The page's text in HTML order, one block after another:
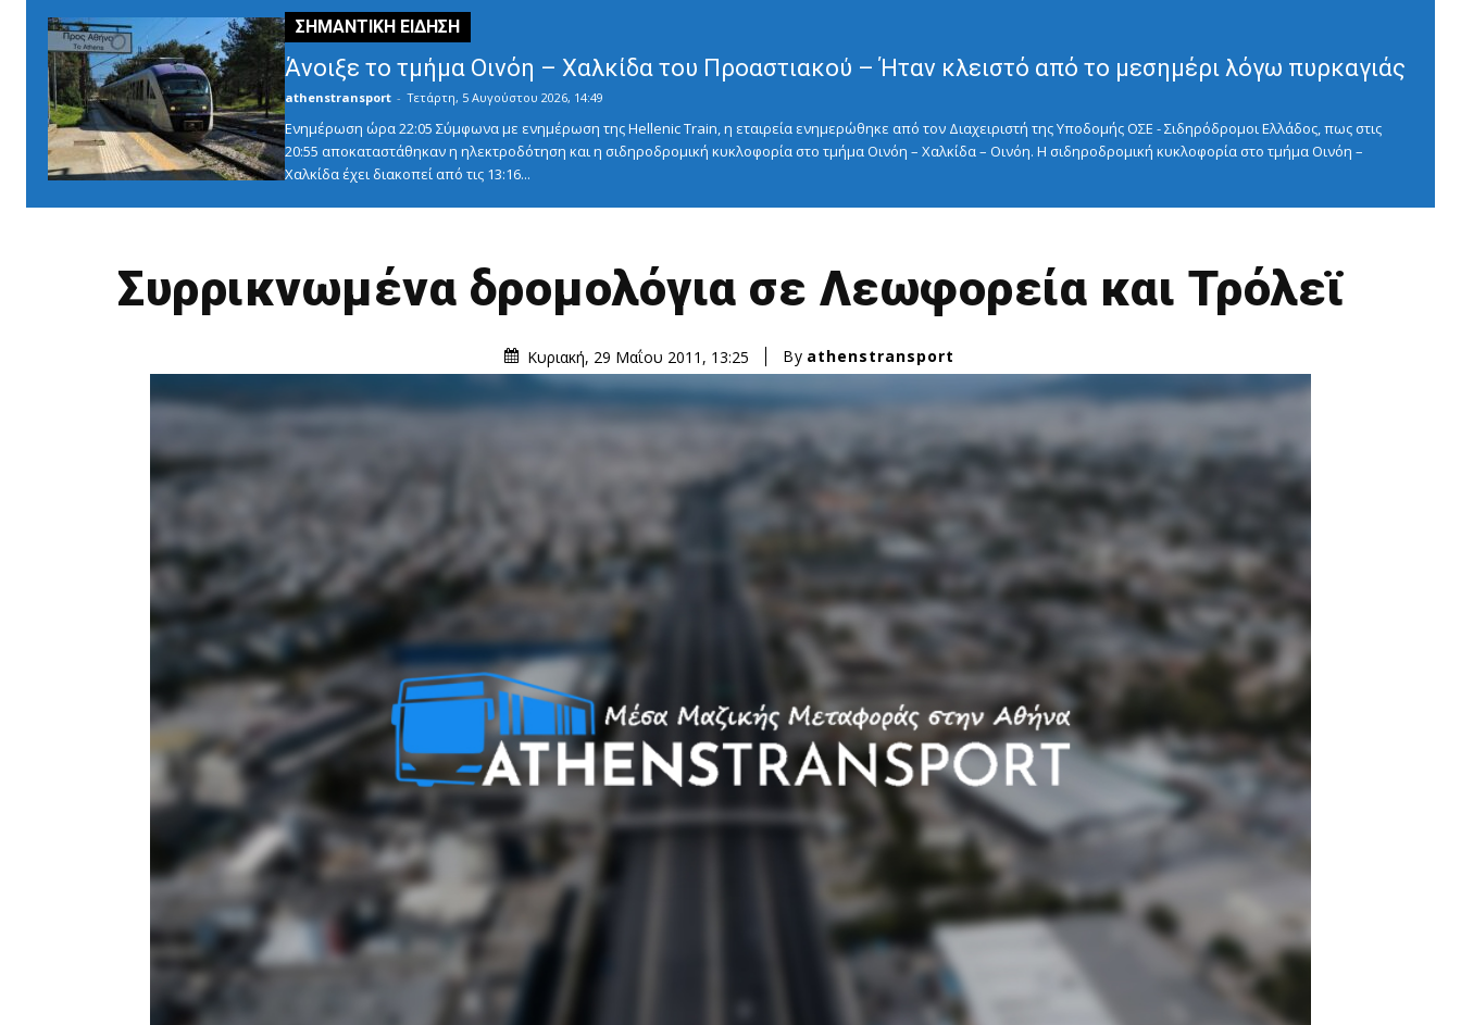
Άνοιξε το τμήμα Οινόη – Χαλκίδα του Προαστιακού – Ήταν κλειστό από το μεσημέρι λόγω πυρκαγιάς
athenstransport - Τετάρτη, 5 Αυγούστου 2026, 14:49
Ενημέρωση ώρα 22:05 Σύμφωνα με ενημέρωση της Hellenic Train, η εταιρεία ενημερώθηκε από τον Διαχειριστή της Υποδομής ΟΣΕ - Σιδηρόδρομοι Ελλάδος, πως στις
20:55 αποκαταστάθηκαν η ηλεκτροδότηση και η σιδηροδρομική κυκλοφορία στο τμήμα Οινόη – Χαλκίδα – Οινόη. Η σιδηροδρομική κυκλοφορία στο τμήμα Οινόη –
Χαλκίδα έχει διακοπεί από τις 13:16...
Συρρικνωμένα δρομολόγια σε Λεωφορεία και Τρόλεϊ
Κυριακή, 29 Μαΐου 2011, 13:25 By athenstransport